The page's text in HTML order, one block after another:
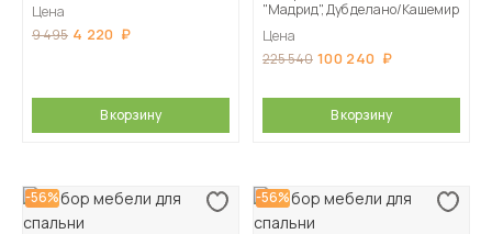
Цена
9 495 4 220
В корзину
"Мадрид", Дуб делано/Кашемир
Цена
225 540 100 240
В корзину
-56% -56%